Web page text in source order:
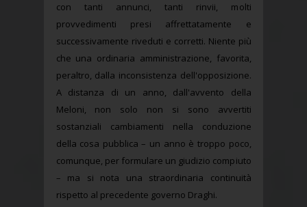
con tanti annunci, tanti rinvii, molti
provvedimenti presi affrettatamente e
successivamente riveduti e corretti. Niente più
che una ordinaria amministrazione, favorita,
peraltro, dalla inconsistenza dell'opposizione.
A distanza di un anno, dall'avvento della
Meloni, non solo non si sono avvertiti
sostanziali cambiamenti nella conduzione
della cosa pubblica – un anno è troppo poco,
comunque, per formulare un giudizio compiuto
– ma si nota una straordinaria continuità
rispetto al precedente governo Draghi.